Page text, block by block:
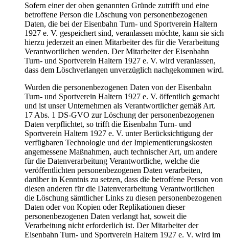
Sofern einer der oben genannten Gründe zutrifft und eine
betroffene Person die Löschung von personenbezogenen
Daten, die bei der Eisenbahn Turn- und Sportverein Haltern
1927 e. V. gespeichert sind, veranlassen möchte, kann sie sich
hierzu jederzeit an einen Mitarbeiter des für die Verarbeitung
Verantwortlichen wenden. Der Mitarbeiter der Eisenbahn
Turn- und Sportverein Haltern 1927 e. V. wird veranlassen,
dass dem Löschverlangen unverzüglich nachgekommen wird.
Wurden die personenbezogenen Daten von der Eisenbahn
Turn- und Sportverein Haltern 1927 e. V. öffentlich gemacht
und ist unser Unternehmen als Verantwortlicher gemäß Art.
17 Abs. 1 DS-GVO zur Löschung der personenbezogenen
Daten verpflichtet, so trifft die Eisenbahn Turn- und
Sportverein Haltern 1927 e. V. unter Berücksichtigung der
verfügbaren Technologie und der Implementierungskosten
angemessene Maßnahmen, auch technischer Art, um andere
für die Datenverarbeitung Verantwortliche, welche die
veröffentlichten personenbezogenen Daten verarbeiten,
darüber in Kenntnis zu setzen, dass die betroffene Person von
diesen anderen für die Datenverarbeitung Verantwortlichen
die Löschung sämtlicher Links zu diesen personenbezogenen
Daten oder von Kopien oder Replikationen dieser
personenbezogenen Daten verlangt hat, soweit die
Verarbeitung nicht erforderlich ist. Der Mitarbeiter der
Eisenbahn Turn- und Sportverein Haltern 1927 e. V. wird im